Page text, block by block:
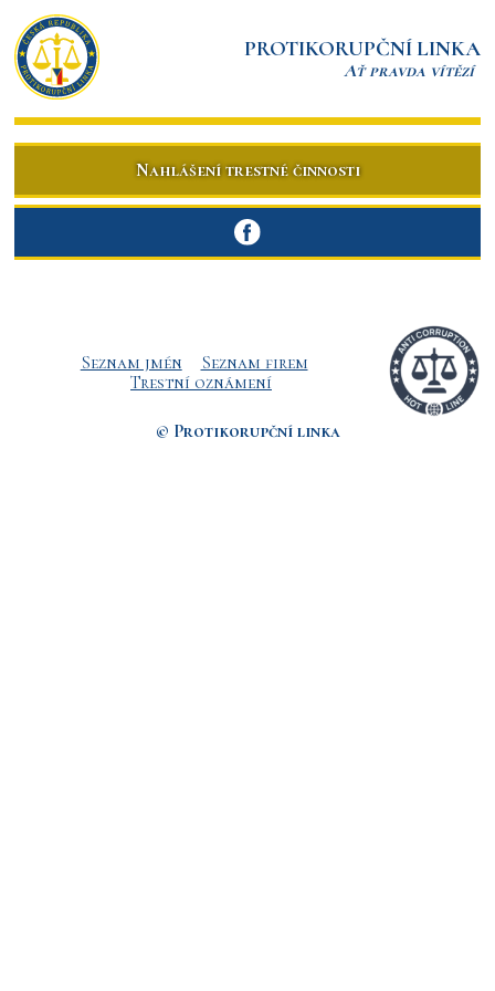
PROTIKORUPČNÍ LINKA
Ať pravda vítězí
Nahlášení trestné činnosti
Seznam jmén
Seznam firem
Trestní oznámení
© Protikorupční linka